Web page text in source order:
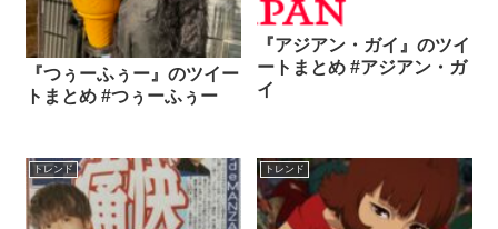
『つぅーふぅー』のツイー
トまとめ #つぅーふぅー
『アジアン・ガイ』のツイ
ートまとめ #アジアン・ガ
イ
トレンド トレンド